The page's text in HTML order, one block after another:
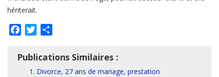
hériterait.
FacebookTwitter
Publications Similaires :
Divorce, 27 ans de mariage, prestation